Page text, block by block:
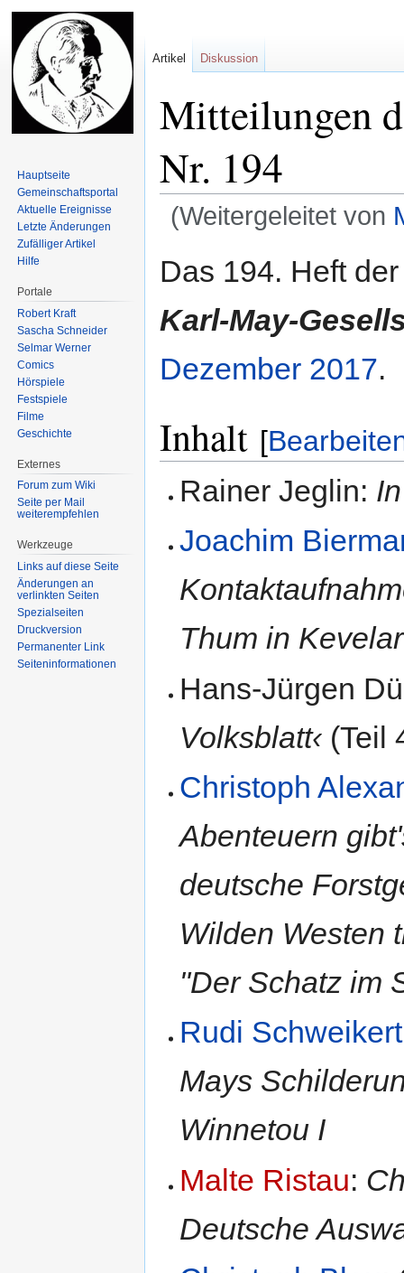
Mitteilungen
Nr. 194
(Weitergeleitet von
Navigation
Suche
Das 194. Heft
Karl-May-
Dezember 2017.
Inhalt [
Rainer Jeglin:
Joachim
Thum in
Hans-Jürgen
Volksblatt‹ (Teil
Christoph
Abenteuern
deutsche
Wilden Westen
"Der Schatz im
Rudi Schweikert
Mays
Winnetou I
Malte Ristau:
Deutsche
Artikel Diskussion
Hauptseite
Gemeinschafts­portal
Aktuelle Ereignisse
Letzte Änderungen
Zufälliger Artikel
Hilfe
Portale
Robert Kraft
Sascha Schneider
Selmar Werner
Comics
Hörspiele
Festspiele
Filme
Geschichte
Externes
Forum zum Wiki
Seite per Mail
weiterempfehlen
Werkzeuge
Links auf diese Seite
Änderungen an
verlinkten Seiten
Spezialseiten
Druckversion
Permanenter Link
Seiten­informationen